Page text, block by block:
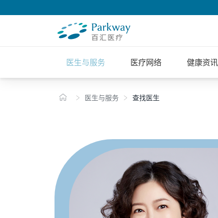
医生与服务 医疗网络 健康资讯
医生与服务 查找医生